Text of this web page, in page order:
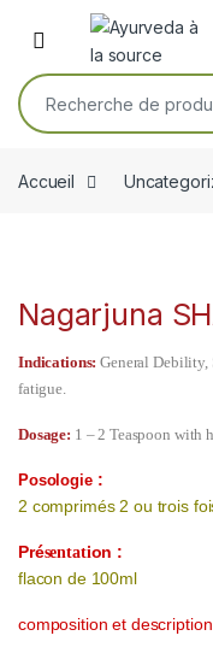
Skip to navigation
Skip to content
Open
Recherche pour :
Accueil
Nagarjuna
Indications:General Debility,
fatigue.
Dosage: 1 – 2 Teaspoon with
Posologie :
2 comprimés 2 ou trois
Présentation :
flacon de 100ml
composition et